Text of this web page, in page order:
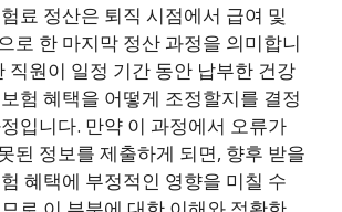
료 정산은 퇴직 시점에서 급여 및
로 한 마지막 정산 과정을 의미합니
직원이 일정 기간 동안 납부한 건강
험 혜택을 어떻게 조정할지를 결정
입니다. 만약 이 과정에서 오류가
된 정보를 제출하게 되면, 향후 받을
혜택에 부정적인 영향을 미칠 수